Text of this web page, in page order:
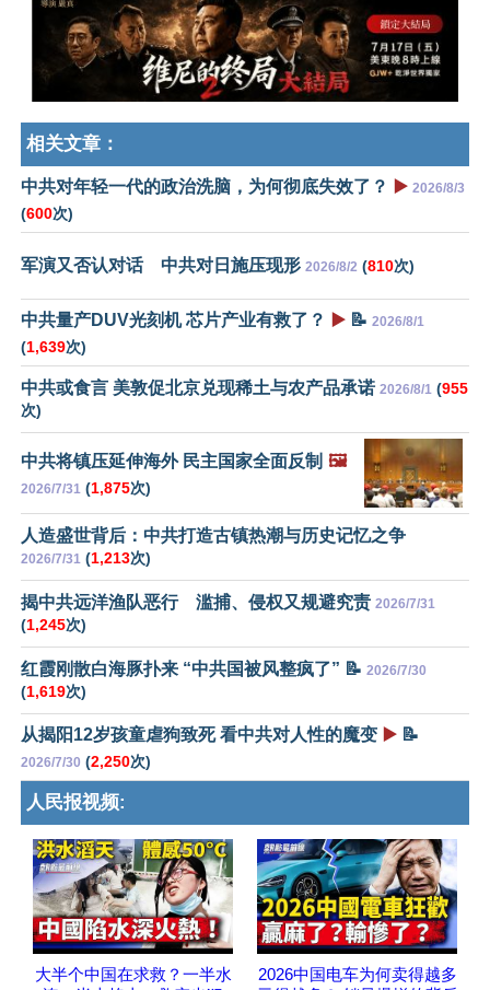
相关文章：
中共对年轻一代的政治洗脑，为何彻底失效了？ ▶️ 2026/8/3
(600次)
军演又否认对话 中共对日施压现形 2026/8/2 (810次)
中共量产DUV光刻机 芯片产业有救了？ ▶️ 📝 2026/8/1
(1,639次)
中共或食言 美敦促北京兑现稀土与农产品承诺 2026/8/1 (955
次)
中共将镇压延伸海外 民主国家全面反制 🖼️
2026/7/31 (1,875次)
人造盛世背后：中共打造古镇热潮与历史记忆之争
2026/7/31 (1,213次)
揭中共远洋渔队恶行 滥捕、侵权又规避究责 2026/7/31
(1,245次)
红霞刚散白海豚扑来 “中共国被风整疯了” 📝 2026/7/30
(1,619次)
从揭阳12岁孩童虐狗致死 看中共对人性的魔变 ▶️ 📝
2026/7/30 (2,250次)
人民报视频:
大半个中国在求救？一半水
2026中国电车为何卖得越多